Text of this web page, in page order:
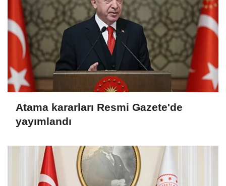
Atama kararları Resmi Gazete'de
yayımlandı